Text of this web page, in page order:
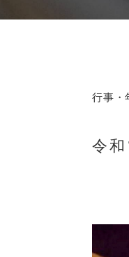
行事・
令